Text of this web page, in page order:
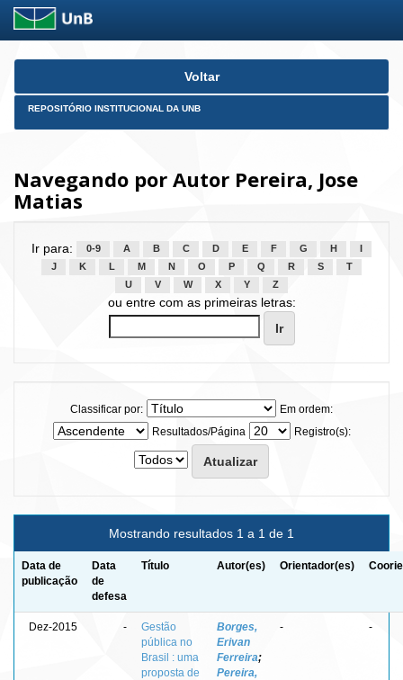
Skip
Voltar
REPOSITÓRIO INSTITUCIONAL DA UNB
Navegando por Autor Pereira, Jose
Matias
Ir para: 0-9 A B C D E F G H
J
K L M N O P Q R S
T
U
V W X Y Z
ou entre com as primeiras letras:
Classificar por:
Em ordem:
Resultados/Página
Registro(s):
Mostrando resultados 1 a 1 de 1
Data de
publicação
Data
de
defesa
Título Autor(es) Orientador(es)
Dez-2015 -
Gestão
pública no
Brasil : uma
proposta de
Borges,
Erivan
Ferreira;
Pereira,
- -